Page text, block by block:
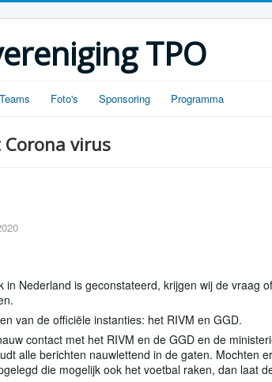
TPO
Teams Foto's Sponsoring Programma
virus
in Nederland is geconstateerd, krijgen wij de vraag
van de officiële instanties: het RIVM en GGD.
contact met het RIVM en de GGD en de
alle berichten nauwlettend in de gaten. Mochten
die mogelijk ook het voetbal raken, dan laat